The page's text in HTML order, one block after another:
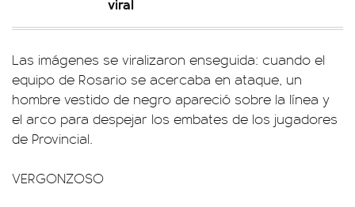
Las imágenes se viralizaron enseguida: cuando el
equipo de Rosario se acercaba en ataque, un
hombre vestido de negro apareció sobre la línea y
el arco para despejar los embates de los jugadores
de Provincial.
VERGONZOSO